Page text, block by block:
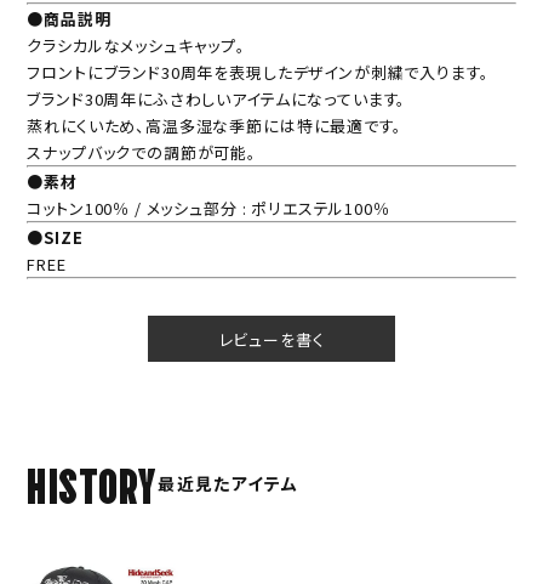
●商品説明
クラシカルなメッシュキャップ。
フロントにブランド30周年を表現したデザインが刺繍で入ります。
ブランド30周年にふさわしいアイテムになっています。
蒸れにくいため、高温多湿な季節には特に最適です。
スナップバックでの調節が可能。
●素材
コットン100％ / メッシュ部分 : ポリエステル100％
●SIZE
FREE
レビューを書く
HISTORY最近見たアイテム